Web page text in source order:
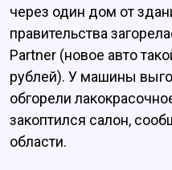
через один дом от
правительства
Partner (новое авто
рублей). У машины
обгорели
закоптился салон,
области.